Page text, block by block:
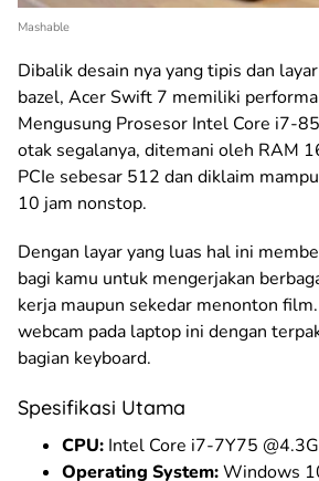
Mashable
Dibalik desain nya yang tipis dan
bazel, Acer Swift 7 memiliki
Mengusung Prosesor Intel Core i7-
otak segalanya, ditemani oleh RAM
PCIe sebesar 512 dan diklaim
10 jam nonstop.
Dengan layar yang luas hal ini
bagi kamu untuk mengerjakan
kerja maupun sekedar menonton
webcam pada laptop ini dengan
bagian keyboard.
Spesifikasi Utama
CPU: Intel Core i7-7Y75
Operating System:Windows